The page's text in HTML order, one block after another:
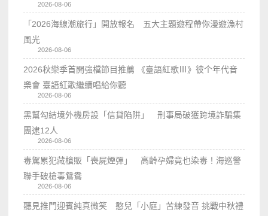
2026-08-06
「2026海線潮旅行」開放報名 五大主題遊程帶你漫遊漁村
風光
2026-08-06
2026秋樂季首開強檔節目推薦 《臺語紅歌Ⅲ》彼个年代音
樂會 臺語紅歌繼續唱給你聽
2026-08-06
黑幫勾結境外機房設「信貸陷阱」 刑事局破獲跨境詐騙集
團逮12人
2026-08-06
毒駕累犯藏槍販「喪屍煙彈」 高齡孕婦竟也染毒！海巡警
聯手破槍毒鴛鴦
2026-08-06
聽見推門迎賓純真微笑 憨兒「小庭」苦練發音 挑戰中秋禮